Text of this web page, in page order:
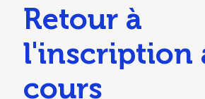
Retour à
l'inscription
cours